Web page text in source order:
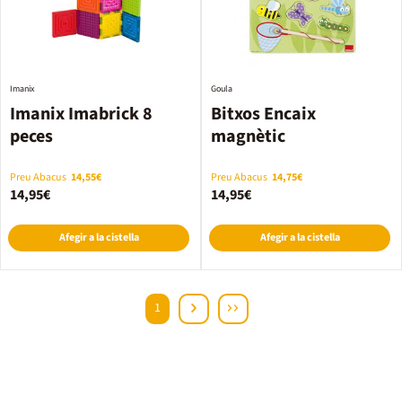
Imanix Imabrick 8
peces
Imanix
Preu Abacus 14,55€
14,95€
Afegir a la cistella
Bitxos Encaix
magnètic
Goula
Preu Abacus 14,75€
14,95€
Afegir a la cistella
1